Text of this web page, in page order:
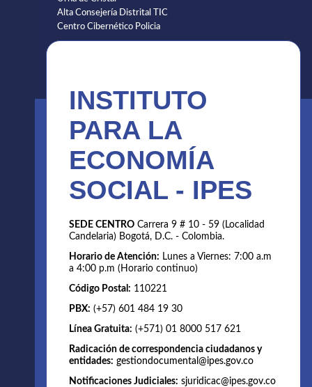
Alta Consejería Distrital TIC
Centro Cibernético Policia
INSTITUTO
PARA LA
ECONOMÍA
SOCIAL - IPES
SEDE CENTRO Carrera 9 # 10 - 59 (Localidad
Candelaria) Bogotá, D.C. - Colombia.
Horario de Atención: Lunes a Viernes: 7:00 a.m
a 4:00 p.m (Horario continuo)
Código Postal: 110221
PBX: (+57) 601 484 19 30
Línea Gratuita: (+571) 01 8000 517 621
Radicación de correspondencia ciudadanos y
entidades: gestiondocumental@ipes.gov.co
Notificaciones Judiciales: sjuridicac@ipes.gov.co